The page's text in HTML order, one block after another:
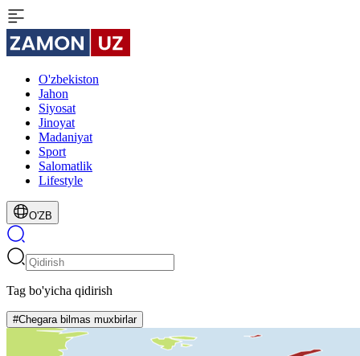
O'zbekiston
Jahon
Siyosat
Jinoyat
Madaniyat
Sport
Salomatlik
Lifestyle
O'ZB
Tag bo'yicha qidirish
#Chegara bilmas muxbirlar